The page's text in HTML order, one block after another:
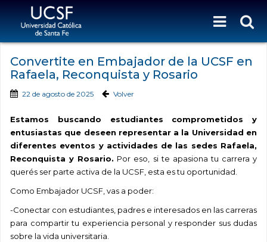
Convertite en Embajador de la UCSF en
Rafaela, Reconquista y Rosario
22 de agosto de 2025 Volver
Estamos buscando estudiantes comprometidos y
entusiastas que deseen representar a la Universidad en
diferentes eventos y actividades de las sedes Rafaela,
Reconquista y Rosario. Por eso, si te apasiona tu carrera y
querés ser parte activa de la UCSF, esta es tu oportunidad.
Como Embajador UCSF, vas a poder:
-Conectar con estudiantes, padres e interesados en las carreras
para compartir tu experiencia personal y responder sus dudas
sobre la vida universitaria.